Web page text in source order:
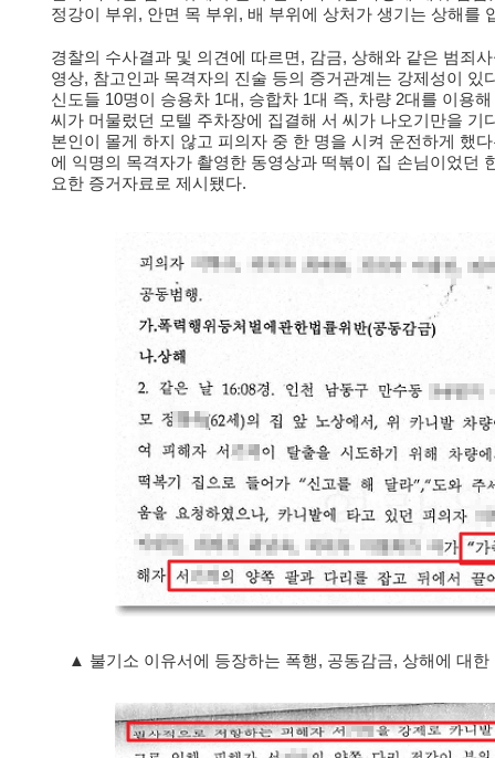
정강이 부위, 안면 목 부위, 배 부위에 상처가 생기는 상해를
경찰의 수사결과 및 의견에 따르면, 감금, 상해와 같은 범죄
영상, 참고인과 목격자의 진술 등의 증거관계는 강제성이 있
신도들 10명이 승용차 1대, 승합차 1대 즉, 차량 2대를 이용
씨가 머물렀던 모텔 주차장에 집결해 서 씨가 나오기만을 기
본인이 몰게 하지 않고 피의자 중 한 명을 시켜 운전하게 했
에 익명의 목격자가 촬영한 동영상과 떡볶이 집 손님이었던
요한 증거자료로 제시됐다.
▲ 불기소 이유서에 등장하는 폭행, 공동감금, 상해에 대한